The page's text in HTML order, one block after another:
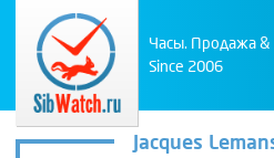
Часы. Продажа &
Since 2006
Jacques